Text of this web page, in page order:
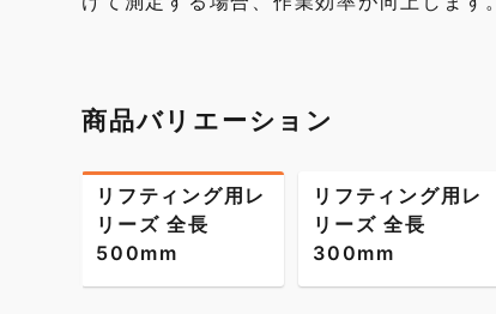
商品バリエーション
リフティング用レ
リーズ 全長
500mm
リフティング用レ
リーズ 全長
300mm